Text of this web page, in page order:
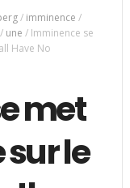
/ imminence /
/ une / Imminence se
Have No
met
le